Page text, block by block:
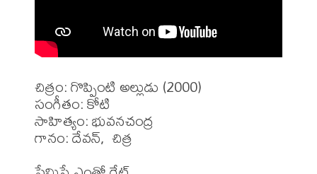
చిత్రం: గొప్పింటి అల్లుడు (2000)
సంగీతం: కోటి
సాహిత్యం: భువనచంద్ర
గానం: దేవన్,  చిత్ర